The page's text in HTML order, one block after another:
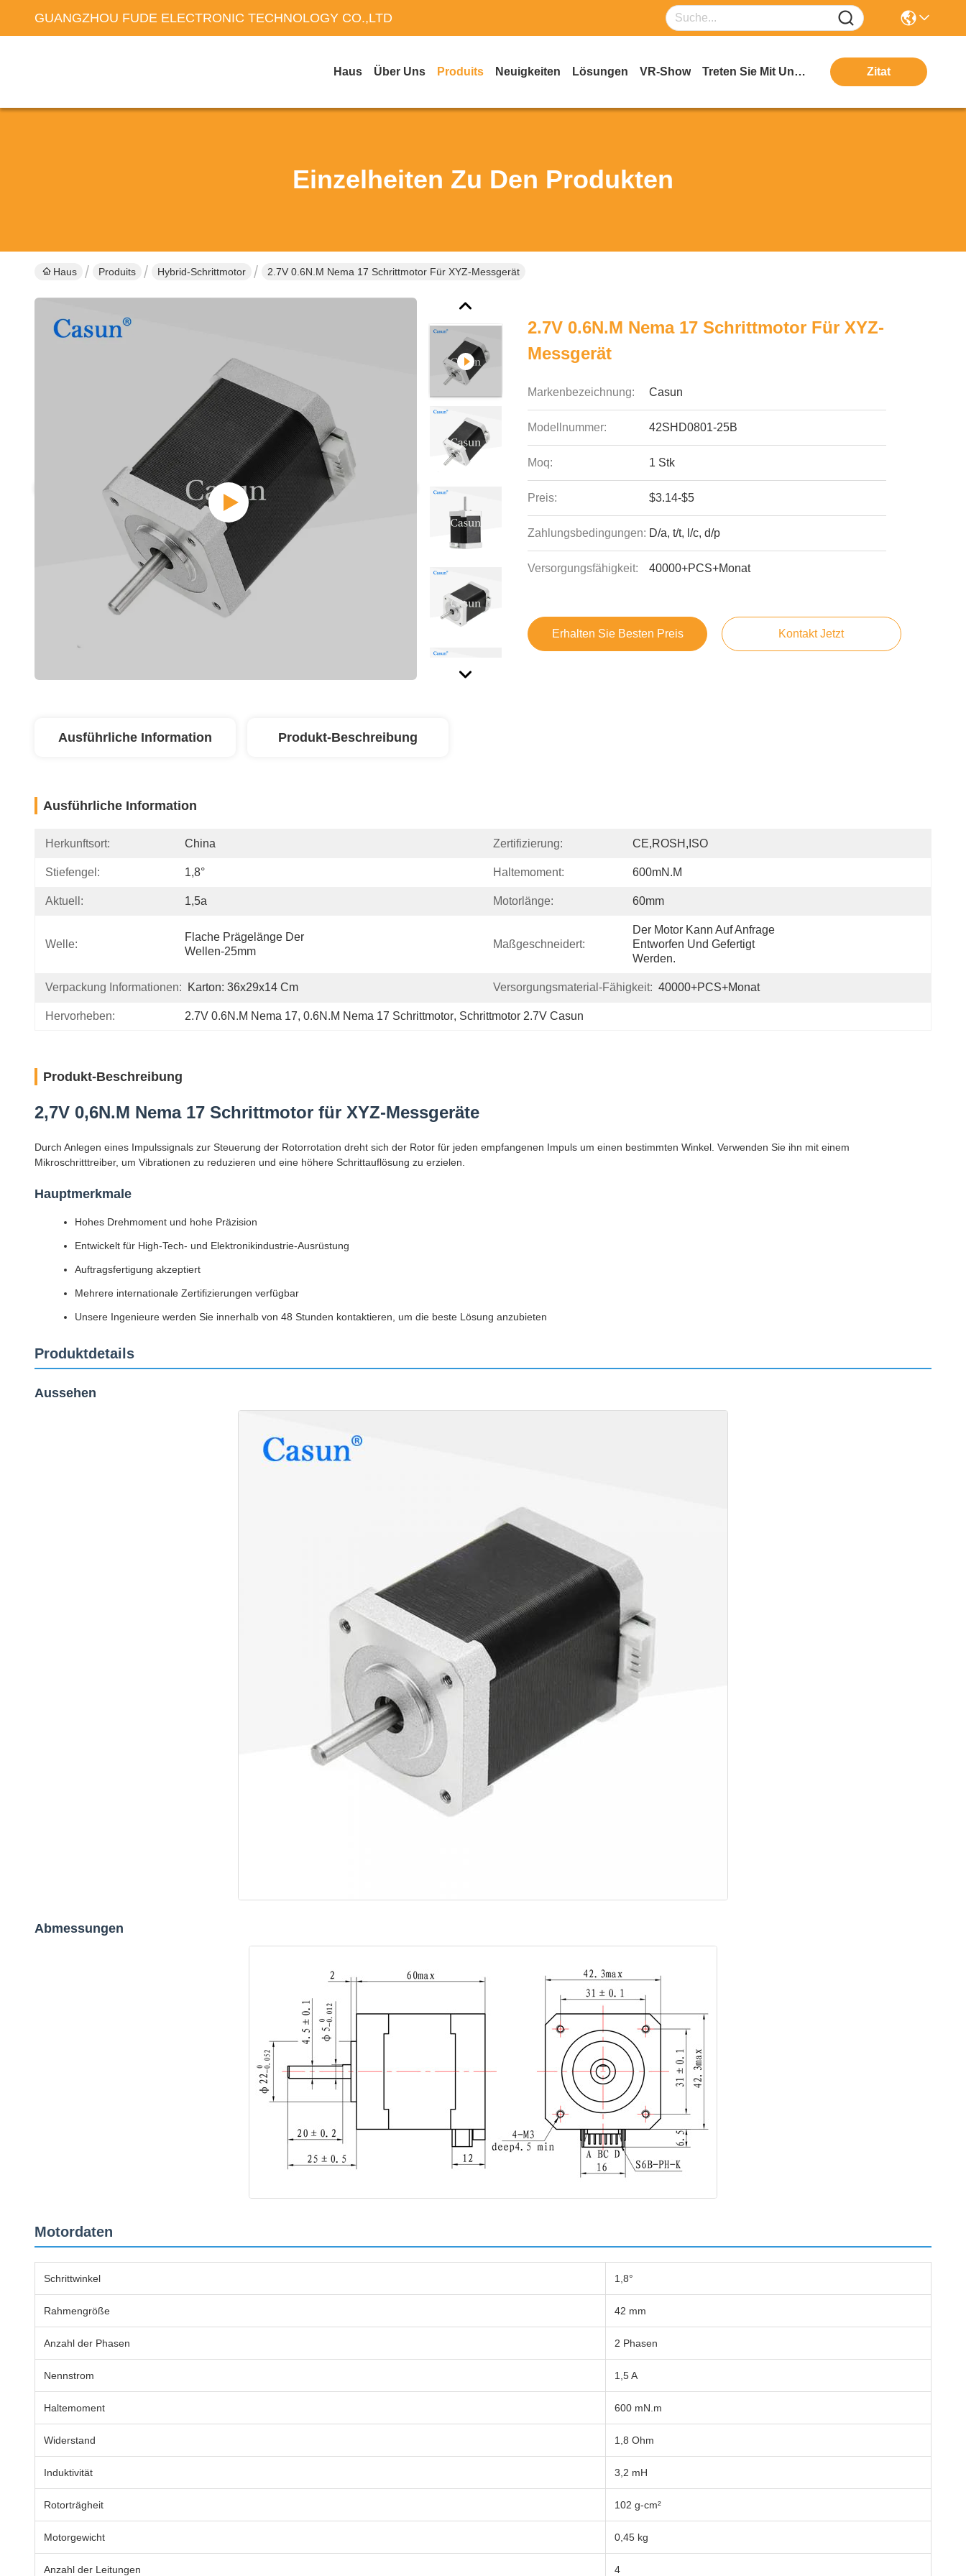
GUANGZHOU FUDE ELECTRONIC TECHNOLOGY CO.,LTD
Haus Über Uns Produits Neuigkeiten Lösungen VR-Show Treten Sie Mit Uns In Verbindung Zitat
Einzelheiten Zu Den Produkten
Haus Produits Hybrid-Schrittmotor 2.7V 0.6N.M Nema 17 Schrittmotor Für XYZ-Messgerät
2.7V 0.6N.M Nema 17 Schrittmotor Für XYZ-
Messgerät
Markenbezeichnung: Casun
Modellnummer: 42SHD0801-25B
Moq: 1 Stk
Preis: $3.14-$5
Zahlungsbedingungen: D/a, t/t, l/c, d/p
Versorgungsfähigkeit: 40000+PCS+Monat
Erhalten Sie Besten Preis Kontakt Jetzt
Ausführliche Information Produkt-Beschreibung
Ausführliche Information
Herkunftsort: China Zertifizierung: CE,ROSH,ISO
Stiefengel: 1,8° Haltemoment: 600mN.m
Aktuell: 1,5a Motorlänge: 60mm
Welle:
Flache Prägelänge Der
Wellen-25mm
Maßgeschneidert:
Der Motor Kann Auf Anfrage
Entworfen Und Gefertigt
Werden.
Verpackung Informationen: Karton: 36x29x14 Cm Versorgungsmaterial-Fähigkeit: 40000+PCS+Monat
Hervorheben: 2.7V 0.6N.M Nema 17, 0.6N.M Nema 17 Schrittmotor, Schrittmotor 2.7V Casun
Produkt-Beschreibung
2,7V 0,6N.M Nema 17 Schrittmotor für XYZ-Messgeräte
Durch Anlegen eines Impulssignals zur Steuerung der Rotorrotation dreht sich der Rotor für jeden empfangenen Impuls um einen bestimmten Winkel. Verwenden Sie ihn mit einem
Mikroschritttreiber, um Vibrationen zu reduzieren und eine höhere Schrittauflösung zu erzielen.
Hauptmerkmale
Hohes Drehmoment und hohe Präzision
Entwickelt für High-Tech- und Elektronikindustrie-Ausrüstung
Auftragsfertigung akzeptiert
Mehrere internationale Zertifizierungen verfügbar
Unsere Ingenieure werden Sie innerhalb von 48 Stunden kontaktieren, um die beste Lösung anzubieten
Produktdetails
Aussehen
Abmessungen
Motordaten
Schrittwinkel 1,8°
Rahmengröße 42 mm
Anzahl der Phasen 2 Phasen
Nennstrom 1,5 A
Haltemoment 600 mN.m
Widerstand 1,8 Ohm
Induktivität 3,2 mH
Rotorträgheit 102 g-cm²
Motorgewicht 0,45 kg
Anzahl der Leitungen 4